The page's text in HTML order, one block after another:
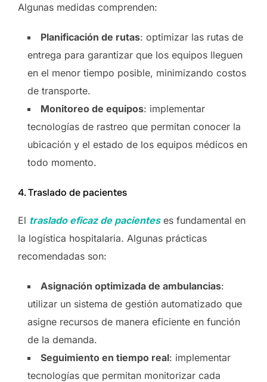
Algunas medidas comprenden:
Planificación de rutas: optimizar las rutas de
entrega para garantizar que los equipos lleguen
en el menor tiempo posible, minimizando costos
de transporte.
Monitoreo de equipos: implementar
tecnologías de rastreo que permitan conocer la
ubicación y el estado de los equipos médicos en
todo momento.
4. Traslado de pacientes
El traslado eficaz de pacienteses fundamental en
la logística hospitalaria. Algunas prácticas
recomendadas son:
Asignación optimizada de ambulancias:
utilizar un sistema de gestión automatizado que
asigne recursos de manera eficiente en función
de la demanda.
Seguimiento en tiempo real: implementar
tecnologías que permitan monitorizar cada